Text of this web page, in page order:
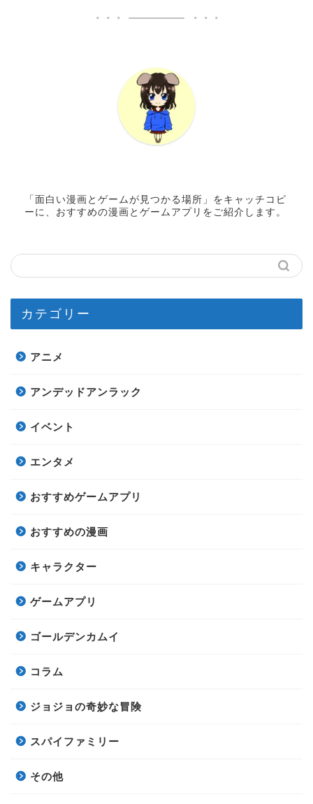
「面白い漫画とゲームが見つかる場所」をキャッチコピ
ーに、おすすめの漫画とゲームアプリをご紹介します。
カテゴリー
アニメ
アンデッドアンラック
イベント
エンタメ
おすすめゲームアプリ
おすすめの漫画
キャラクター
ゲームアプリ
ゴールデンカムイ
コラム
ジョジョの奇妙な冒険
スパイファミリー
その他